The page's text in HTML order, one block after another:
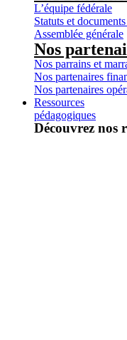
L’équipe fédérale
Statuts et
Assemblée générale
Nos
Nos parrains et
Nos partenaires
Nos partenaires
Ressources
pédagogiques
Découvrez nos